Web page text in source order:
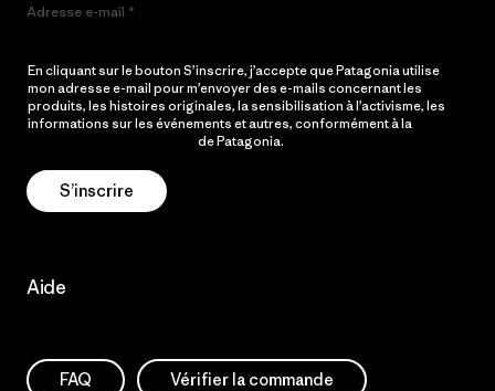
Adresse e-mail
En cliquant sur le bouton S’inscrire, j’accepte que Patagonia utilise
mon adresse e-mail pour m’envoyer des e-mails concernant les
produits, les histoires originales, la sensibilisation à l’activisme, les
informations sur les événements et autres, conformément à la
de Patagonia.
S’inscrire
Aide
FAQ Vérifier la commande